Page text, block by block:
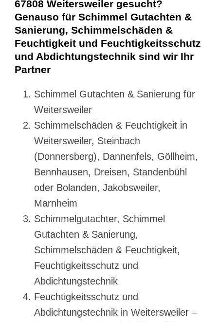
67808 Weitersweiler gesucht?
Genauso für Schimmel Gutachten &
Sanierung, Schimmelschäden &
Feuchtigkeit und Feuchtigkeitsschutz
und Abdichtungstechnik sind wir Ihr
Partner
Schimmel Gutachten & Sanierung für
Weitersweiler
Schimmelschäden & Feuchtigkeit in
Weitersweiler, Steinbach
(Donnersberg), Dannenfels, Göllheim,
Bennhausen, Dreisen, Standenbühl
oder Bolanden, Jakobsweiler,
Marnheim
Schimmelgutachter, Schimmel
Gutachten & Sanierung,
Schimmelschäden & Feuchtigkeit,
Feuchtigkeitsschutz und
Abdichtungstechnik
Feuchtigkeitsschutz und
Abdichtungstechnik in Weitersweiler –